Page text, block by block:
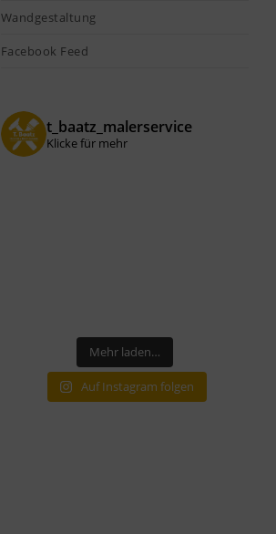
Wandgestaltung
Facebook Feed
t_baatz_malerservice
Klicke für mehr
Mehr laden…
Auf Instagram folgen